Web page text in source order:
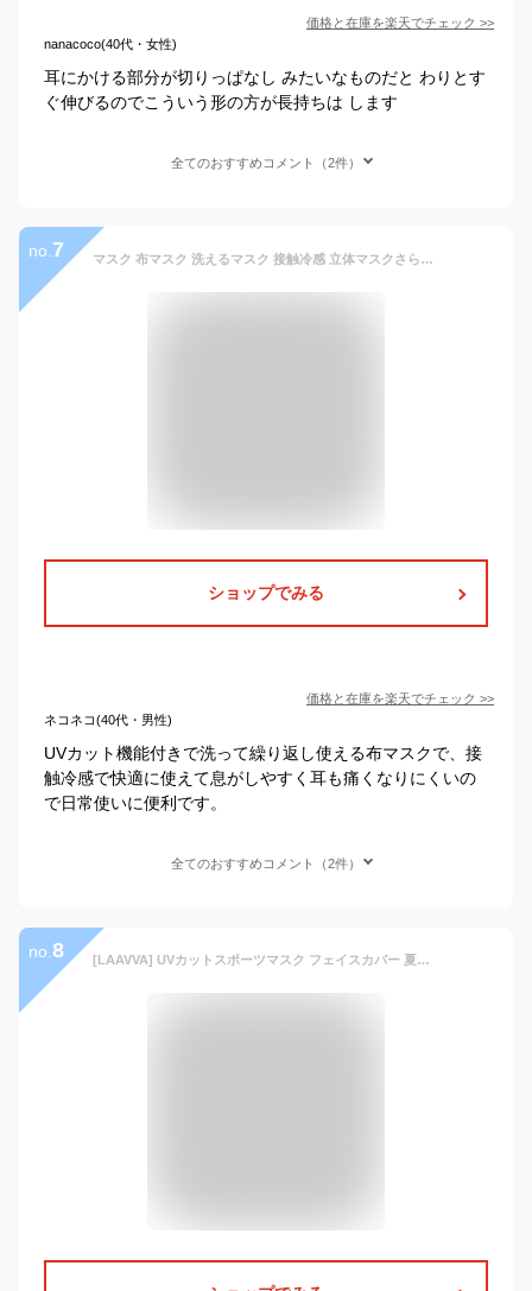
価格と在庫を楽天でチェック >>
nanacoco(40代・女性)
耳にかける部分が切りっぱなし みたいなものだと わりとす
ぐ伸びるのでこういう形の方が長持ちは します
全てのおすすめコメント（2件）
no. 7 マスク 布マスク 洗えるマスク 接触冷感 立体マスクさらさら 耳が痛くならない 蒸れない 5枚入 個包装 布マスク 大人用サイズ サラサラ 肌映え 蒸れない 曇らせい 息しやすい UVカット 伸縮素材 長持ち オシャレ 抗菌 女性 小さめ 大きめ 小顔効果 くすみカラー
ショップでみる
価格と在庫を楽天でチェック >>
ネコネコ(40代・男性)
UVカット機能付きで洗って繰り返し使える布マスクで、接
触冷感で快適に使えて息がしやすく耳も痛くなりにくいの
で日常使いに便利です。
全てのおすすめコメント（2件）
no. 8 [LAAVVA] UVカットスポーツマスク フェイスカバー 夏用 フェイスマスク UPF50+ 洗える 日焼け防止 接触冷感、息苦しくない、速乾、男女兼用、、フェイスガード、紫外線対策、耳紐調節可能 (ブラック)